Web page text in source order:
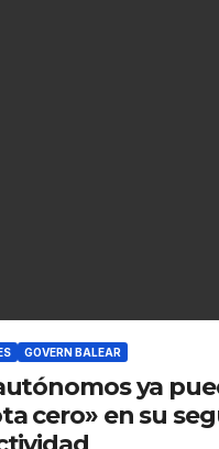
GOVERN BALEAR
ya
cero» en su